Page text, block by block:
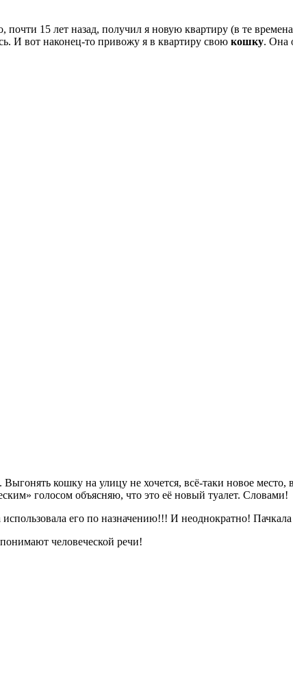
почти 15 лет назад, получил я новую квартиру (в те
И вот наконец-то привожу я в квартиру свою кошку. Она
кошку на улицу не хочется, всё-таки новое
голосом объясняю, что это её новый туалет. Словами!
его по назначению!!! И неоднократно! Пачкала
человеческой речи!